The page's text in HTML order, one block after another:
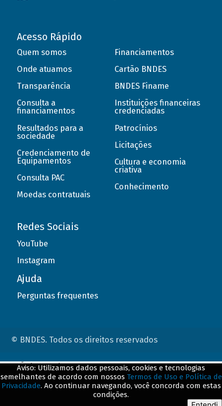
Acesso Rápido
Quem somos
Onde atuamos
Transparência
Consulta a
financiamentos
Resultados para a
sociedade
Credenciamento de
Equipamentos
Consulta PAC
Moedas contratuais
Financiamentos
Cartão BNDES
BNDES Finame
Instituições financeiras
credenciadas
Patrocínios
Licitações
Cultura e economia
criativa
Conhecimento
Redes Sociais
YouTube
Instagram
Ajuda
Perguntas frequentes
© BNDES. Todos os direitos reservados
Aviso: Utilizamos dados pessoais, cookies e tecnologias
semelhantes de acordo com nossos Termos de Uso e Política de
Privacidade. Ao continuar navegando, você concorda com estas
condições.
ConteÃºdo complementar
${title}${badge}